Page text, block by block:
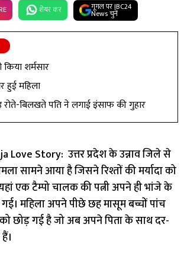
शेयर कर गूगल पर IBC24
News चुनें
किया शर्मसार
हुई महिला
रोते-बिलखते पति ने लगाई इंसाफ की गुहार
Love Story: उत्तर प्रदेश के उन्नाव जिले से
सामने आया है जिसने रिश्तों की मर्यादा को
एक टैम्पो चालक की पत्नी अपने ही भांजे के
महिला अपने पीछे छह मासूम बच्चों पांच
छोड़ गई है जो अब अपने पिता के साथ दर-